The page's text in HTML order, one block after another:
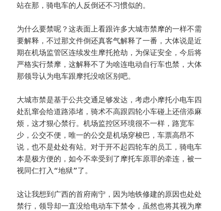
站在那，骑电车的人反倒还不习惯似的。
为什么要禁呢？这表面上看跟许多大城市禁摩的一样不需
要解释，不过那文件倒还真客气解释了一番，大体说是近
期在机场监管区连续发生摩托抢劫，为保证安全，今后将
严格实行禁摩，这解释不了为啥连电动自行车也禁，大体
那领导认为电车跟摩托没啥区别吧。
大城市禁是基于公共交通足够发达，考虑小摩托小电车四
处乱窜会给道路添堵，骑术不高跟四轮小车碰上还倍添麻
烦，这才狠心禁行。机场监控区环境很不一样，路宽车
少，公交不便，唯一的公交是机场穿梭巴，车票高昂不
说，也不是处处有站。对于开不起四轮车的员工，骑电车
本是极方便的，如今不幸受到了摩托车原罪的牵连，被一
视同仁打入“地狱”了。
这让我想到广西的首府南宁，因为地铁修建的原因也处处
禁行，领导却一直没给电动车下禁令，虽然也将其视为摩